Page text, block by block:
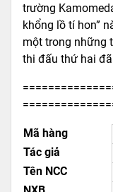
trường
khổng lồ tí hon”
một trong những
thi đấu thứ hai
Mã hàng
Tác giả
Tên NCC